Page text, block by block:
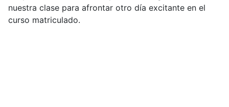
nuestra clase para afrontar otro día excitante en el
curso matriculado.